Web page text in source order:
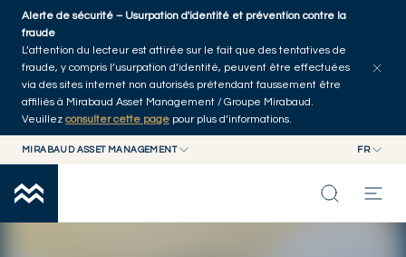
Skip to main content
Alerte de sécurité – Usurpation d'identité et prévention contre la
fraude
L’attention du lecteur est attirée sur le fait que des tentatives de
fraude, y compris l’usurpation d’identité, peuvent être effectuées
via des sites internet non autorisés prétendant faussement être
affiliés à Mirabaud Asset Management / Groupe Mirabaud.
Veuillez consulter cette page pour plus d’informations.
MIRABAUD ASSET MANAGEMENT
MIRABAUD ASSET MANAGEMENT
MIRABAUD INVESTMENTS
FR
FR
Accueil
Explorer les articles